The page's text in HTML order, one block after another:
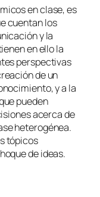
en clase, es
cuentan los
y la
en ello la
perspectivas
de un
y a la
pueden
acerca de
heterogénea.
tópicos
de ideas.